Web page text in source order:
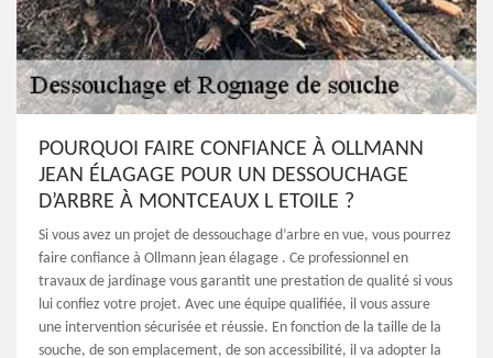
POURQUOI FAIRE CONFIANCE À OLLMANN
JEAN ÉLAGAGE POUR UN DESSOUCHAGE
D’ARBRE À MONTCEAUX L ETOILE ?
Si vous avez un projet de dessouchage d’arbre en vue, vous pourrez
faire confiance à Ollmann jean élagage . Ce professionnel en
travaux de jardinage vous garantit une prestation de qualité si vous
lui confiez votre projet. Avec une équipe qualifiée, il vous assure
une intervention sécurisée et réussie. En fonction de la taille de la
souche, de son emplacement, de son accessibilité, il va adopter la